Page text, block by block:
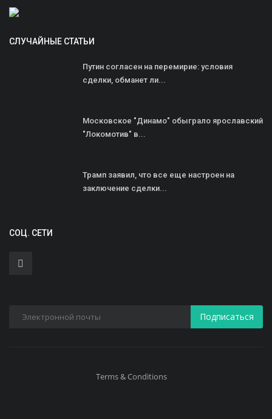
СЛУЧАЙНЫЕ СТАТЬИ
Путин согласен на перемирие: условия
сделки, обманет ли...
Московское "Динамо" обыграло ярославский
"Локомотив" в...
Трамп заявил, что все еще настроен на
заключение сделки...
СОЦ. СЕТИ
Подписаться
Terms & Conditions